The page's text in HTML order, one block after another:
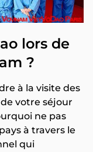
lors de
?
à la visite des
votre séjour
ne pas
à travers le
qui